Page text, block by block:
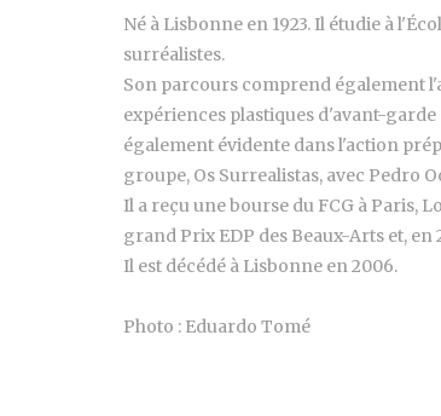
Né à Lisbonne en 1923. Il étudie à
surréalistes.
Son parcours comprend également
expériences plastiques d'avant-
également évidente dans l'action
groupe, Os Surrealistas, avec Pedro
Il a reçu une bourse du FCG à Paris,
grand Prix EDP des Beaux-Arts et,
Il est décédé à Lisbonne en 2006.
Photo : Eduardo Tomé